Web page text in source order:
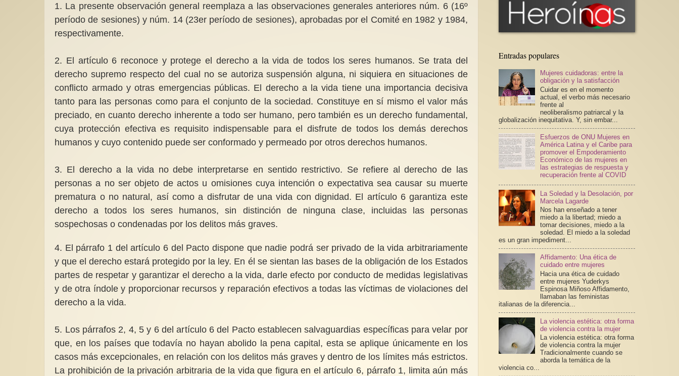
1. La presente observación general reemplaza a las observaciones generales anteriores núm. 6 (16º
período de sesiones) y núm. 14 (23er período de sesiones), aprobadas por el Comité en 1982 y 1984,
respectivamente.
2. El artículo 6 reconoce y protege el derecho a la vida de todos los seres humanos. Se trata del
derecho supremo respecto del cual no se autoriza suspensión alguna, ni siquiera en situaciones de
conflicto armado y otras emergencias públicas. El derecho a la vida tiene una importancia decisiva
tanto para las personas como para el conjunto de la sociedad. Constituye en sí mismo el valor más
preciado, en cuanto derecho inherente a todo ser humano, pero también es un derecho fundamental,
cuya protección efectiva es requisito indispensable para el disfrute de todos los demás derechos
humanos y cuyo contenido puede ser conformado y permeado por otros derechos humanos.
3. El derecho a la vida no debe interpretarse en sentido restrictivo. Se refiere al derecho de las
personas a no ser objeto de actos u omisiones cuya intención o expectativa sea causar su muerte
prematura o no natural, así como a disfrutar de una vida con dignidad. El artículo 6 garantiza este
derecho a todos los seres humanos, sin distinción de ninguna clase, incluidas las personas
sospechosas o condenadas por los delitos más graves.
4. El párrafo 1 del artículo 6 del Pacto dispone que nadie podrá ser privado de la vida arbitrariamente
y que el derecho estará protegido por la ley. En él se sientan las bases de la obligación de los Estados
partes de respetar y garantizar el derecho a la vida, darle efecto por conducto de medidas legislativas
y de otra índole y proporcionar recursos y reparación efectivos a todas las víctimas de violaciones del
derecho a la vida.
5. Los párrafos 2, 4, 5 y 6 del artículo 6 del Pacto establecen salvaguardias específicas para velar por
que, en los países que todavía no hayan abolido la pena capital, esta se aplique únicamente en los
casos más excepcionales, en relación con los delitos más graves y dentro de los límites más estrictos.
La prohibición de la privación arbitraria de la vida que figura en el artículo 6, párrafo 1, limita aún más
Entradas populares
Mujeres cuidadoras: entre la
obligación y la satisfacción
Cuidar es en el momento
actual, el verbo más necesario
frente al
neoliberalismo patriarcal y la
globalización inequitativa. Y, sin embar...
Esfuerzos de ONU Mujeres en
América Latina y el Caribe para
promover el Empoderamiento
Económico de las mujeres en
las estrategias de respuesta y
recuperación frente al COVID
La Soledad y la Desolación, por
Marcela Lagarde
Nos han enseñado a tener
miedo a la libertad; miedo a
tomar decisiones, miedo a la
soledad. El miedo a la soledad
es un gran impediment...
Affidamento: Una ética de
cuidado entre mujeres
Hacia una ética de cuidado
entre mujeres Yuderkys
Espinosa Miñoso Affidamento,
llamaban las feministas
italianas de la diferencia...
La violencia estética: otra forma
de violencia contra la mujer
La violencia estética: otra forma
de violencia contra la mujer
Tradicionalmente cuando se
aborda la temática de la
violencia co...